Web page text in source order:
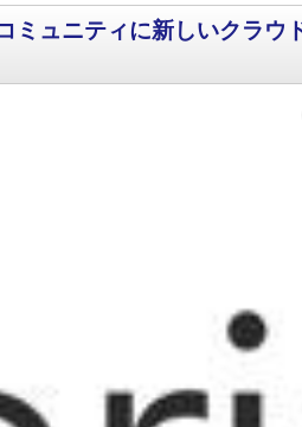
ュニティに新しいクラウ